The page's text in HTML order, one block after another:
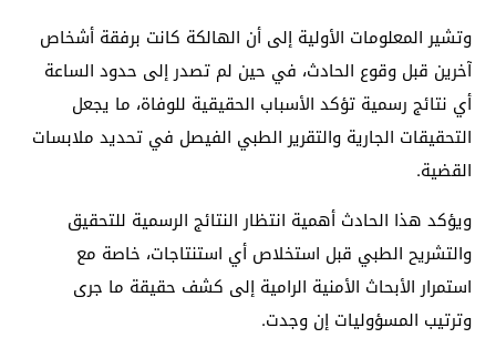
وتشير المعلومات الأولية إلى أن الهالكة كانت برفقة أشخاص
آخرين قبل وقوع الحادث، في حين لم تصدر إلى حدود الساعة
أي نتائج رسمية تؤكد الأسباب الحقيقية للوفاة، ما يجعل
التحقيقات الجارية والتقرير الطبي الفيصل في تحديد ملابسات
القضية.
ويؤكد هذا الحادث أهمية انتظار النتائج الرسمية للتحقيق
والتشريح الطبي قبل استخلاص أي استنتاجات، خاصة مع
استمرار الأبحاث الأمنية الرامية إلى كشف حقيقة ما جرى
وترتيب المسؤوليات إن وجدت.